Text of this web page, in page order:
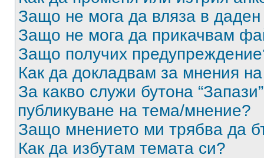
Защо не мога да вляза в
Защо не мога да прикачвам
Защо получих
Как да докладвам за мнения
За какво служи бутона
публикуване на тема/мнение?
Защо мнението ми трябва да
Как да избутам темата си?